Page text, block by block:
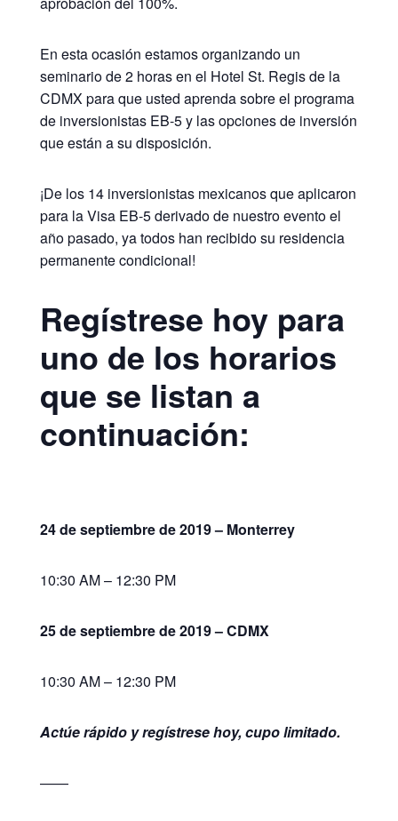
En esta ocasión estamos organizando un
seminario de 2 horas en el Hotel St. Regis de la
CDMX para que usted aprenda sobre el programa
de inversionistas EB-5 y las opciones de inversión
que están a su disposición.
¡De los 14 inversionistas mexicanos que aplicaron
para la Visa EB-5 derivado de nuestro evento el
año pasado, ya todos han recibido su residencia
permanente condicional!
Regístrese hoy para
uno de los horarios
que se listan a
continuación:
24 de septiembre de 2019 – Monterrey
10:30 AM – 12:30 PM
25 de septiembre de 2019 – CDMX
10:30 AM – 12:30 PM
Actúe rápido y regístrese hoy, cupo limitado.
——